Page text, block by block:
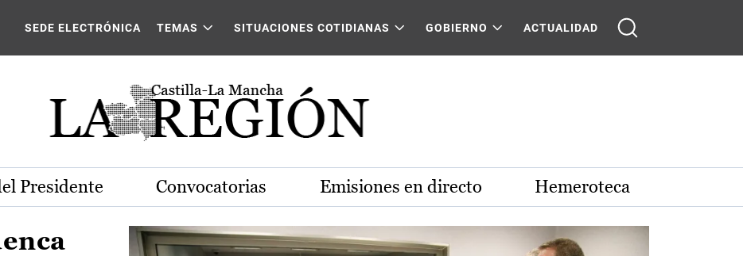
La Mancha
SEDE ELECTRÓNICA TEMAS SITUACIONES COTIDIANAS GOBIERNO ACTUALIDAD
Presidente Convocatorias Emisiones en directo Hemeroteca